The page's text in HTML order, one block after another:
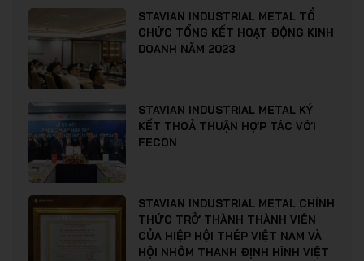
STAVIAN INDUSTRIAL METAL TỔ
CHỨC TỔNG KẾT HOẠT ĐỘNG KINH
DOANH NĂM 2023
STAVIAN INDUSTRIAL METAL KÝ
KẾT THOẢ THUẬN HỢP TÁC VỚI
FECON
STAVIAN INDUSTRIAL METAL CHÍNH
THỨC TRỞ THÀNH THÀNH VIÊN
CỦA HIỆP HỘI THÉP VIỆT NAM VÀ
HỘI NHÔM THANH ĐỊNH HÌNH VIỆT